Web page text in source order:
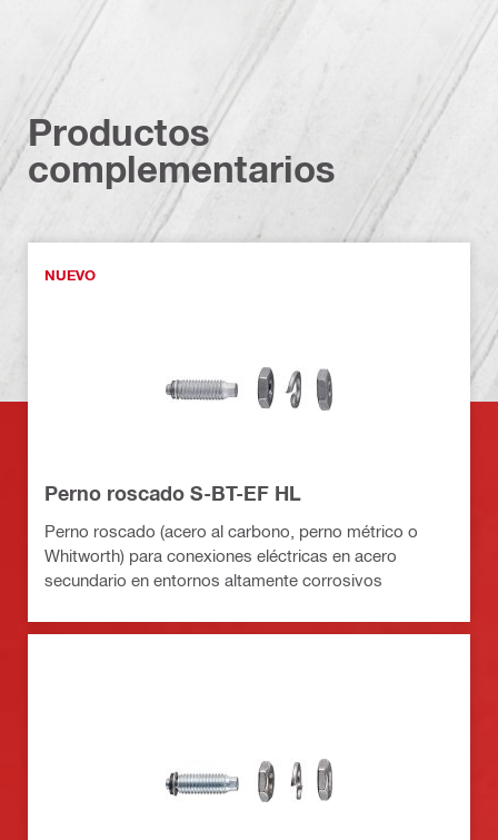
Productos
complementarios
NUEVO
Perno roscado S-BT-EF HL
Perno roscado (acero al carbono, perno métrico o
Whitworth) para conexiones eléctricas en acero
secundario en entornos altamente corrosivos